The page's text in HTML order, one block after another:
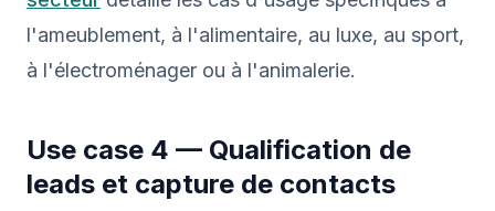
l'ameublement, à l'alimentaire, au luxe, au sport,
à l'électroménager ou à l'animalerie.
Use case 4 — Qualification de
leads et capture de contacts